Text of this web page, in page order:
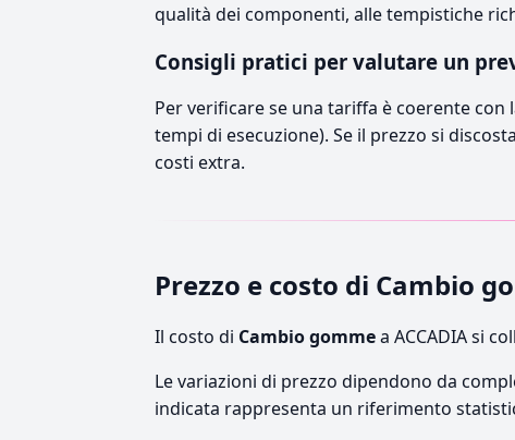
qualità dei componenti, alle tempistiche
Consigli pratici per valutare un
Per verificare se una tariffa è coerente
tempi di esecuzione). Se il prezzo si
costi extra.
Prezzo e costo di Cambio
Il costo di Cambio gommea ACCADIA si
Le variazioni di prezzo dipendono da
indicata rappresenta un riferimento